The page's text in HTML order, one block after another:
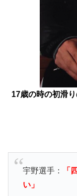
17歳の時の初滑
宇野選手：
「
い」